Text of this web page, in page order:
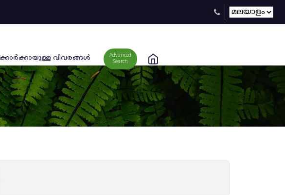
വിവരങ്ങള്‍
Advanced
Search